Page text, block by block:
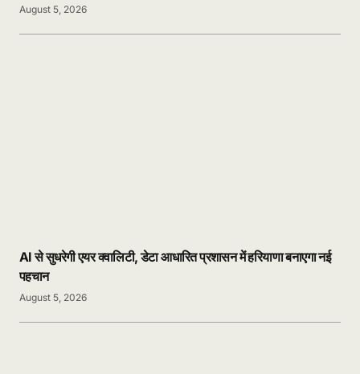
August 5, 2026
AI से सुधरेगी एयर क्वालिटी, डेटा आधारित प्रशासन में हरियाणा बनाएगा नई
पहचान
August 5, 2026